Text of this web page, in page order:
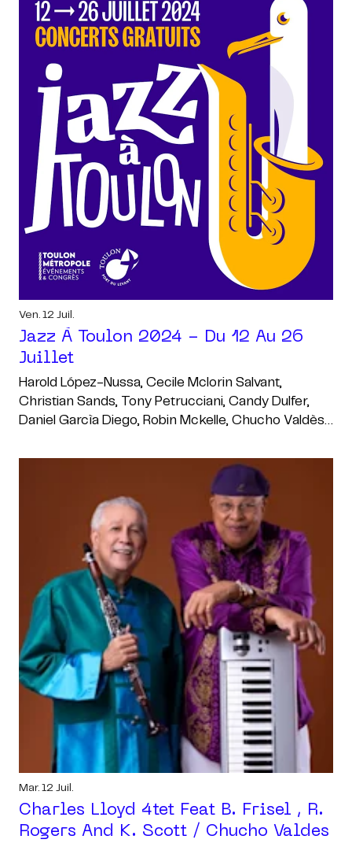
Ven. 12 Juil.
Jazz À Toulon 2024 - Du 12 Au 26
Juillet
Harold López-Nussa, Cecile Mclorin Salvant,
Christian Sands, Tony Petrucciani, Candy Dulfer,
Daniel Garcìa Diego, Robin Mckelle, Chucho Valdès,
Carniel, Jean-Philippe Sempéré, Suzanne Wognin
Mar. 12 Juil.
Charles Lloyd 4tet Feat B. Frisel , R.
Rogers And K. Scott / Chucho Valdes